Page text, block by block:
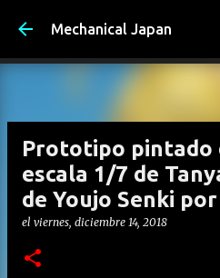
Ir al
Mechanical Japan
Prototipo pintado
escala 1/7 de
de Youjo Senki
el viernes, diciembre 14, 2018